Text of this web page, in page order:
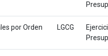
por Orden
LGCG